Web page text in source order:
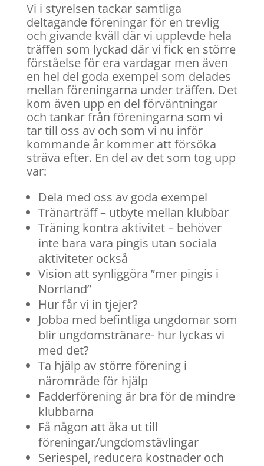
Vi i styrelsen tackar samtliga
deltagande föreningar för en trevlig
och givande kväll där vi upplevde hela
träffen som lyckad där vi fick en större
förståelse för era vardagar men även
en hel del goda exempel som delades
mellan föreningarna under träffen. Det
kom även upp en del förväntningar
och tankar från föreningarna som vi
tar till oss av och som vi nu inför
kommande år kommer att försöka
sträva efter. En del av det som tog upp
var:
Dela med oss av goda exempel
Tränarträff – utbyte mellan klubbar
Träning kontra aktivitet – behöver
inte bara vara pingis utan sociala
aktiviteter också
Vision att synliggöra ”mer pingis i
Norrland”
Hur får vi in tjejer?
Jobba med befintliga ungdomar som
blir ungdomstränare- hur lyckas vi
med det?
Ta hjälp av större förening i
närområde för hjälp
Fadderförening är bra för de mindre
klubbarna
Få någon att åka ut till
föreningar/ungdomstävlingar
Seriespel, reducera kostnader och